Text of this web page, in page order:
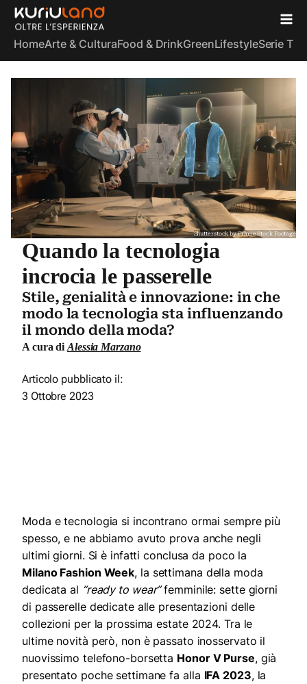
HomeArte & CulturaFood & DrinkGreenLifestyleSerie TV
Shutterstock by Frame Stock Footage
Quando la tecnologia
incrocia le passerelle
Stile, genialità e innovazione: in che
modo la tecnologia sta influenzando
il mondo della moda?
A cura di Alessia Marzano
Articolo pubblicato il:
3 Ottobre 2023
Moda e tecnologia si incontrano ormai sempre più
spesso, e ne abbiamo avuto prova anche negli
ultimi giorni. Si è infatti conclusa da poco la
Milano Fashion Week, la settimana della moda
dedicata al “ready to wear”femminile: sette giorni
di passerelle dedicate alle presentazioni delle
collezioni per la prossima estate 2024. Tra le
ultime novità però, non è passato inosservato il
nuovissimo telefono-borsetta Honor V Purse, già
presentato poche settimane fa alla IFA 2023, la